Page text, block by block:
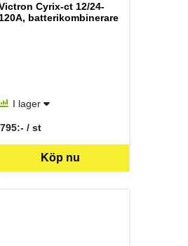
just nu, vänligen kontakta butiken
Cyrix-ct 12/24-
120A, batterikombinerare
I lager
Köp nu
795:- / st
SEK per ST